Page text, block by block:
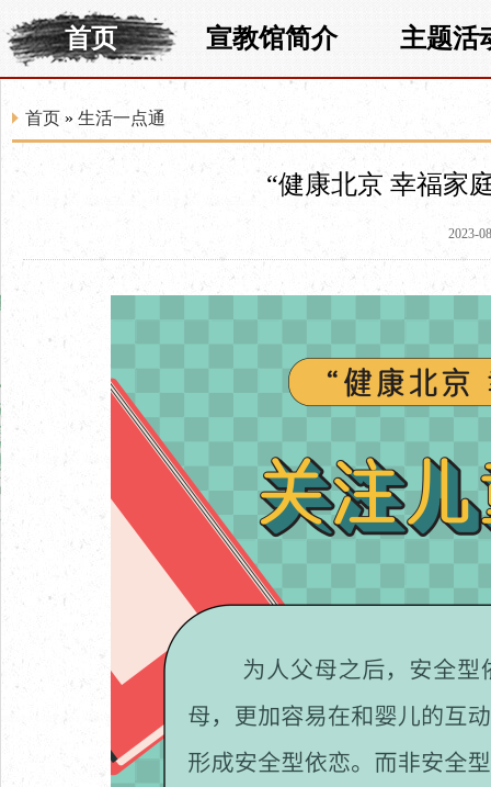
首页 宣教馆简介 主题活
首页 » 生活一点通
“健康北京 幸福家
2023-